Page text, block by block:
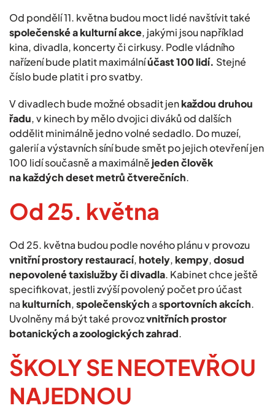
Od pondělí 11. května budou moct lidé navštívit také
společenské a kulturní akce, jakými jsou například
kina, divadla, koncerty či cirkusy. Podle vládního
nařízení bude platit maximálníúčast 100 lidí. Stejné
číslo bude platit i pro svatby.
V divadlech bude možné obsadit jenkaždou druhou
řadu, v kinech by mělo dvojici diváků od dalších
oddělit minimálně jedno volné sedadlo. Do muzeí,
galerií a výstavních síní bude smět po jejich otevření jen
100 lidí současně a maximálnějeden člověk
na každých deset metrů čtverečních.
Od 25. května
Od 25. května budou podle nového plánu v provozu
vnitřní prostory restaurací,hotely,kempy,dosud
nepovolené taxislužby či divadla. Kabinet chce ještě
specifikovat, jestli zvýší povolený počet pro účast
nakulturních,společenskýchasportovníchakcích.
Uvolněny má být také provozvnitřních prostor
botanických a zoologických zahrad.
ŠKOLY SE NEOTEVŘOU
NAJEDNOU